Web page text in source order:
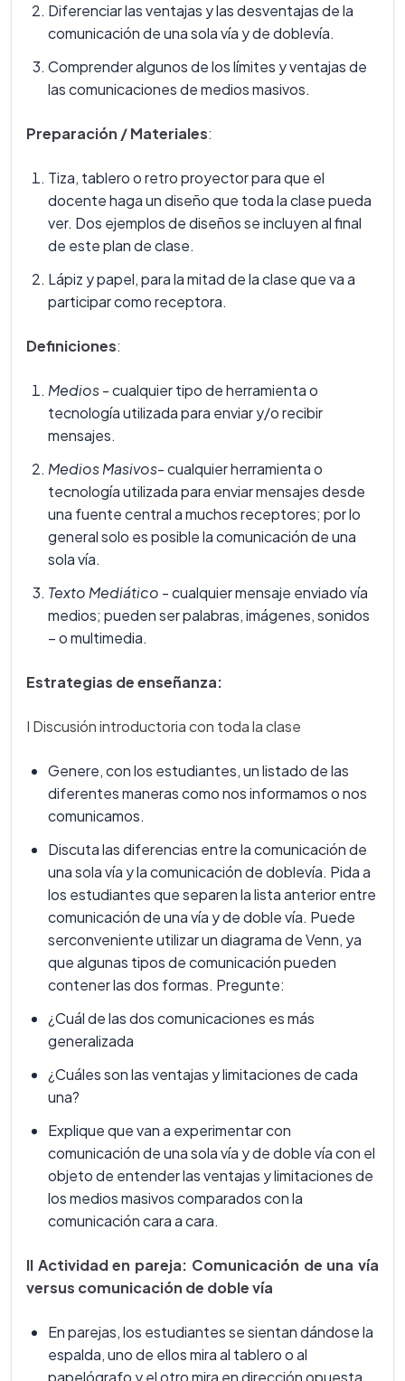
Diferenciar las ventajas y las desventajas de la
comunicación de una sola vía y de doblevía.
Comprender algunos de los límites y ventajas de
las comunicaciones de medios masivos.
Preparación / Materiales:
Tiza, tablero o retro proyector para que el
docente haga un diseño que toda la clase pueda
ver. Dos ejemplos de diseños se incluyen al final
de este plan de clase.
Lápiz y papel, para la mitad de la clase que va a
participar como receptora.
Definiciones:
Medios- cualquier tipo de herramienta o
tecnología utilizada para enviar y/o recibir
mensajes.
Medios Masivos- cualquier herramienta o
tecnología utilizada para enviar mensajes desde
una fuente central a muchos receptores; por lo
general solo es posible la comunicación de una
sola vía.
Texto Mediático - cualquier mensaje enviado vía
medios; pueden ser palabras, imágenes, sonidos
– o multimedia.
Estrategias de enseñanza:
I Discusión introductoria con toda la clase
Genere, con los estudiantes, un listado de las
diferentes maneras como nos informamos o nos
comunicamos.
Discuta las diferencias entre la comunicación de
una sola vía y la comunicación de doblevía. Pida a
los estudiantes que separen la lista anterior entre
comunicación de una vía y de doble vía. Puede
serconveniente utilizar un diagrama de Venn, ya
que algunas tipos de comunicación pueden
contener las dos formas. Pregunte:
¿Cuál de las dos comunicaciones es más
generalizada
¿Cuáles son las ventajas y limitaciones de cada
una?
Explique que van a experimentar con
comunicación de una sola vía y de doble vía con el
objeto de entender las ventajas y limitaciones de
los medios masivos comparados con la
comunicación cara a cara.
II Actividad en pareja: Comunicación de una vía
versus comunicación de doble vía
En parejas, los estudiantes se sientan dándose la
espalda, uno de ellos mira al tablero o al
papelógrafo y el otro mira en dirección opuesta.